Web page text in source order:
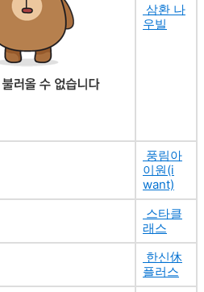
삼환 나
우빌
풍림아
이원(i
want)
스타클
래스
한신休
플러스